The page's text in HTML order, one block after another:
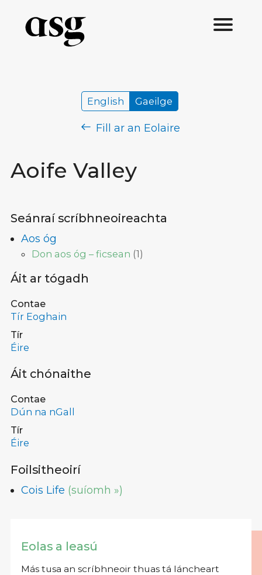
Aoife Valley
English Gaeilge
Fill ar an Eolaire
Seánraí scríbhneoireachta
Aos óg
Don aos óg – ficsean (1)
Áit ar tógadh
Contae
Tír Eoghain
Tír
Éire
Áit chónaithe
Contae
Dún na nGall
Tír
Éire
Foilsitheoirí
Cois Life (suíomh »)
Eolas a leasú
Más tusa an scríbhneoir thuas tá láncheart